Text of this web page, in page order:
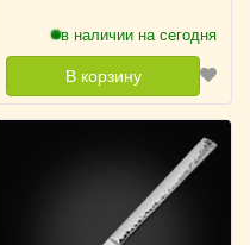
в наличии на сегодня
В корзину